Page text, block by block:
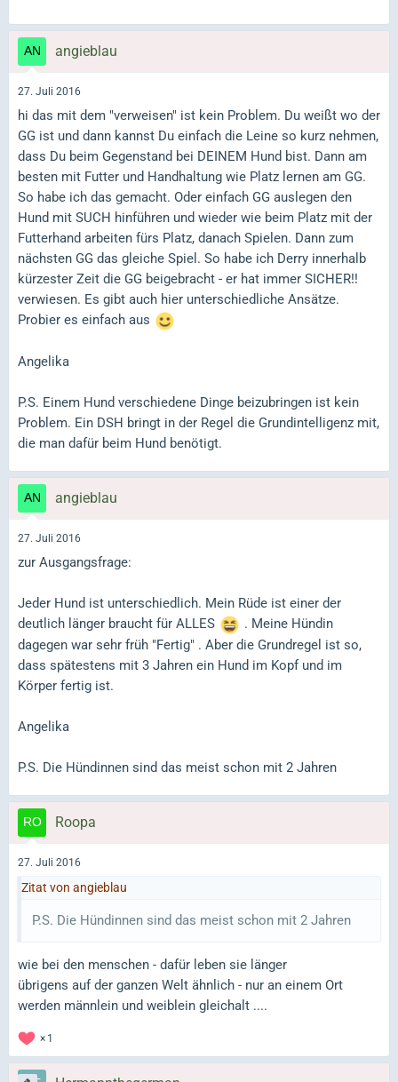
angieblau
27. Juli 2016
hi das mit dem "verweisen" ist kein Problem. Du weißt wo der
GG ist und dann kannst Du einfach die Leine so kurz nehmen,
dass Du beim Gegenstand bei DEINEM Hund bist. Dann am
besten mit Futter und Handhaltung wie Platz lernen am GG.
So habe ich das gemacht. Oder einfach GG auslegen den
Hund mit SUCH hinführen und wieder wie beim Platz mit der
Futterhand arbeiten fürs Platz, danach Spielen. Dann zum
nächsten GG das gleiche Spiel. So habe ich Derry innerhalb
kürzester Zeit die GG beigebracht - er hat immer SICHER!!
verwiesen. Es gibt auch hier unterschiedliche Ansätze.
Probier es einfach aus
Angelika
P.S. Einem Hund verschiedene Dinge beizubringen ist kein
Problem. Ein DSH bringt in der Regel die Grundintelligenz mit,
die man dafür beim Hund benötigt.
angieblau
27. Juli 2016
zur Ausgangsfrage:
Jeder Hund ist unterschiedlich. Mein Rüde ist einer der
deutlich länger braucht für ALLES
. Meine Hündin
dagegen war sehr früh "Fertig" . Aber die Grundregel ist so,
dass spätestens mit 3 Jahren ein Hund im Kopf und im
Körper fertig ist.
Angelika
P.S. Die Hündinnen sind das meist schon mit 2 Jahren
Roopa
27. Juli 2016
Zitat von angieblau
P.S. Die Hündinnen sind das meist schon mit 2 Jahren
wie bei den menschen - dafür leben sie länger
übrigens auf der ganzen Welt ähnlich - nur an einem Ort
werden männlein und weiblein gleichalt ....
1